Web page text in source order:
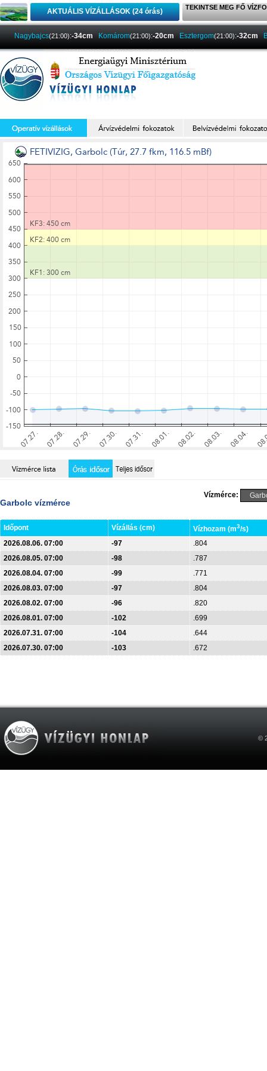
AKTUÁLIS VÍZÁLLÁSOK (24 órás) TEKINTSE MEG FŐ
Nagybajcs(21:00):-34cm Komárom(21:00):-20cm Esztergom(21:00):-32cm
Vízmérce:
Garbolc vízmérce
Időpont Vízállás (cm) Vízhozam (m3/s)
2026.08.06. 07:00
-97
.804
2026.08.05. 07:00
-98
.787
2026.08.04. 07:00
-99
.771
2026.08.03. 07:00
-97
.804
2026.08.02. 07:00
-96
.820
2026.08.01. 07:00
-102
.699
2026.07.31. 07:00
-104
.644
2026.07.30. 07:00
-103 .672
©